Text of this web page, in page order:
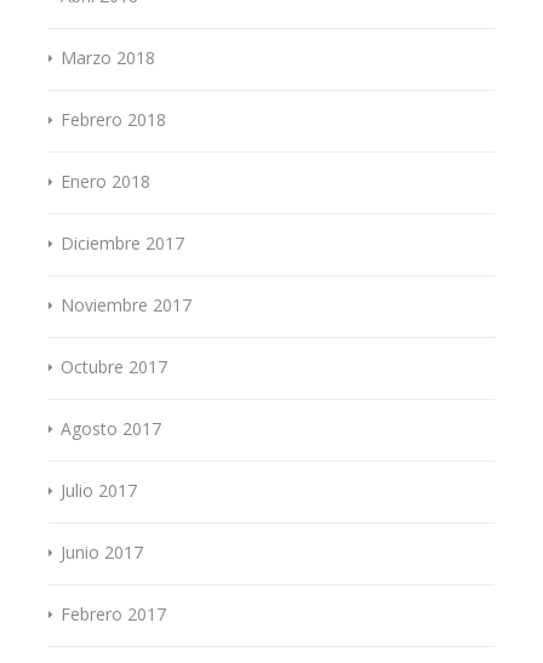
Marzo 2018
Febrero 2018
Enero 2018
Diciembre 2017
Noviembre 2017
Octubre 2017
Agosto 2017
Julio 2017
Junio 2017
Febrero 2017